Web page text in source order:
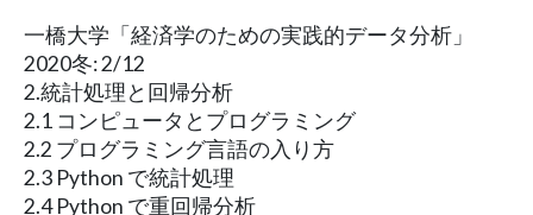
一橋大学「経済学のための実践的データ分析」
2020冬: 2/12
2.統計処理と回帰分析
2.1 コンピュータとプログラミング
2.2 プログラミング言語の入り方
2.3 Python で統計処理
2.4 Python で重回帰分析